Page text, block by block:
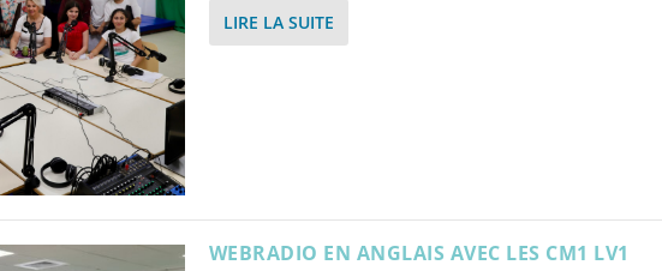
LIRE LA SUITE
WEBRADIO EN ANGLAIS AVEC LES CM1 LV1